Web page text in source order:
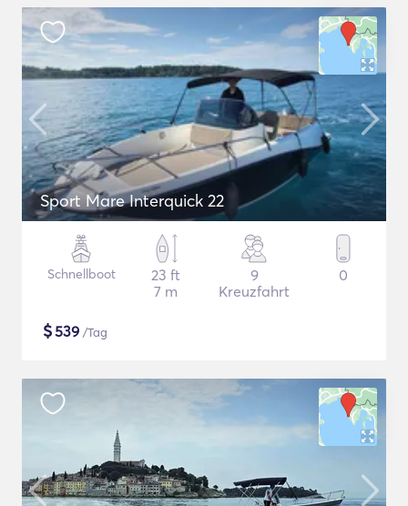
Sport Mare Interquick 22
Schnellboot
23 ft
7 m
9
Kreuzfahrt
0
$539 /Tag